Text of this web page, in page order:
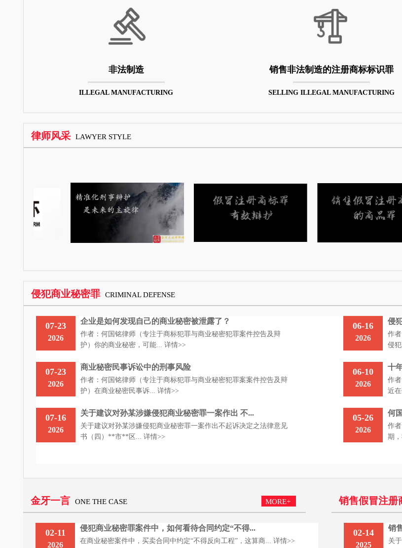
非法制造
ILLEGAL MANUFACTURING
销售非法制造的注册商标标识罪
SELLING ILLEGAL MANUFACTURING
律师风采 LAWYER STYLE
侵犯商业秘密罪 CRIMINAL DEFENSE
07-23
2026
企业是如何发现自己的商业秘密被泄露了？
作者：何国铭律师（专注于商标犯罪与商业秘密犯罪案件控告及辩
护）你的商业秘密，可能... 详情>>
07-23
2026
商业秘密民事诉讼中的刑事风险
作者：何国铭律师（专注于商标犯罪与商业秘密犯罪案案件控告及辩
护）在商业秘密民事诉... 详情>>
07-16
2026
关于建议对孙某涉嫌侵犯商业秘密罪一案作出 不...
关于建议对孙某涉嫌侵犯商业秘密罪一案作出不起诉决定之法律意见
书（四）**市**区... 详情>>
06-16
2026
侵
作
侵
06-10
2026
十
作
近
05-26
2026
何
作
期
金牙一言 ONE THE CASE MORE+
02-11
2026
侵犯商业秘密罪案件中，如何看待合同约定“不得...
在商业秘密案件中，买卖合同中约定“不得反向工程”，这算商... 详情>>
销售假冒注册
02-14
2025
销
关